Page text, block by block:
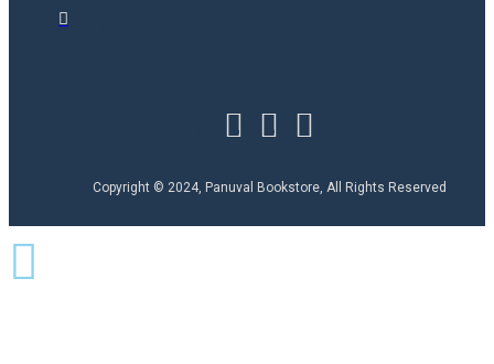
Copyright © 2024, Panuval Bookstore, All Rights Reserved